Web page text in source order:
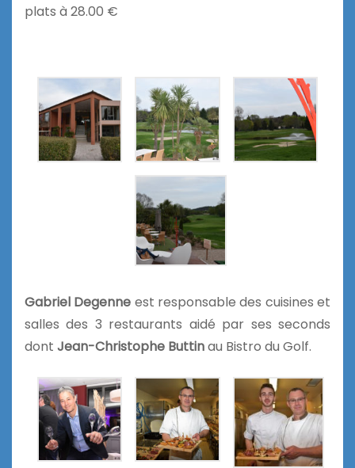
plats à 28.00 €
Gabriel Degenne est responsable des cuisines et
salles des 3 restaurants aidé par ses seconds
dont Jean-Christophe Buttinau Bistro du Golf.